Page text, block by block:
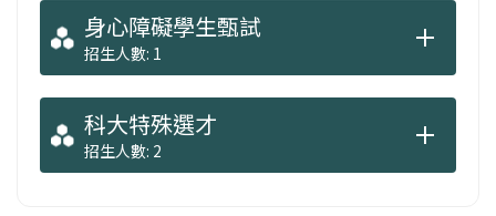
身心障礙學生甄試
招生人數: 1
科大特殊選才
招生人數: 2